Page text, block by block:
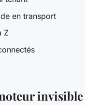
en transport
Z
invisible